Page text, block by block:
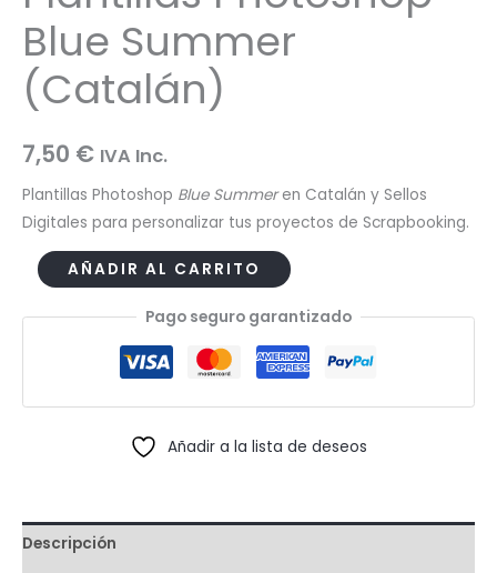
Blue Summer
(Catalán)
7,50 € IVA Inc.
Plantillas Photoshop Blue Summeren Catalán y Sellos
Digitales para personalizar tus proyectos de Scrapbooking.
Plantillas
Photoshop
Blue
cantidad
AÑADIR AL CARRITO
Pago seguro garantizado
Añadir a la lista de deseos
Descripción